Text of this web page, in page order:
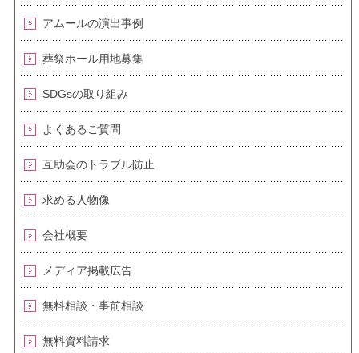
アムールの演出事例
葬祭ホール用地募集
SDGsの取り組み
よくあるご質問
互助会のトラブル防止
求める人物像
会社概要
メディア掲載広告
無料相談・事前相談
無料資料請求